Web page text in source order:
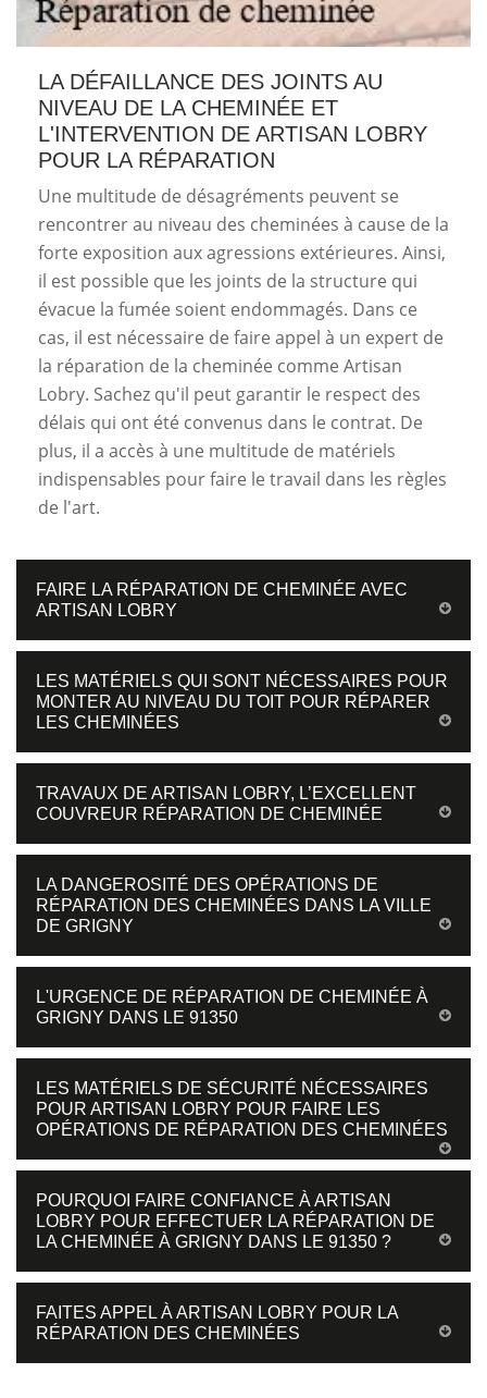
LA DÉFAILLANCE DES JOINTS AU
NIVEAU DE LA CHEMINÉE ET
L'INTERVENTION DE ARTISAN LOBRY
POUR LA RÉPARATION
Une multitude de désagréments peuvent se
rencontrer au niveau des cheminées à cause de la
forte exposition aux agressions extérieures. Ainsi,
il est possible que les joints de la structure qui
évacue la fumée soient endommagés. Dans ce
cas, il est nécessaire de faire appel à un expert de
la réparation de la cheminée comme Artisan
Lobry. Sachez qu'il peut garantir le respect des
délais qui ont été convenus dans le contrat. De
plus, il a accès à une multitude de matériels
indispensables pour faire le travail dans les règles
de l'art.
FAIRE LA RÉPARATION DE CHEMINÉE AVEC
ARTISAN LOBRY
LES MATÉRIELS QUI SONT NÉCESSAIRES POUR
MONTER AU NIVEAU DU TOIT POUR RÉPARER
LES CHEMINÉES
TRAVAUX DE ARTISAN LOBRY, L’EXCELLENT
COUVREUR RÉPARATION DE CHEMINÉE
LA DANGEROSITÉ DES OPÉRATIONS DE
RÉPARATION DES CHEMINÉES DANS LA VILLE
DE GRIGNY
L'URGENCE DE RÉPARATION DE CHEMINÉE À
GRIGNY DANS LE 91350
LES MATÉRIELS DE SÉCURITÉ NÉCESSAIRES
POUR ARTISAN LOBRY POUR FAIRE LES
OPÉRATIONS DE RÉPARATION DES CHEMINÉES
POURQUOI FAIRE CONFIANCE À ARTISAN
LOBRY POUR EFFECTUER LA RÉPARATION DE
LA CHEMINÉE À GRIGNY DANS LE 91350 ?
FAITES APPEL À ARTISAN LOBRY POUR LA
RÉPARATION DES CHEMINÉES